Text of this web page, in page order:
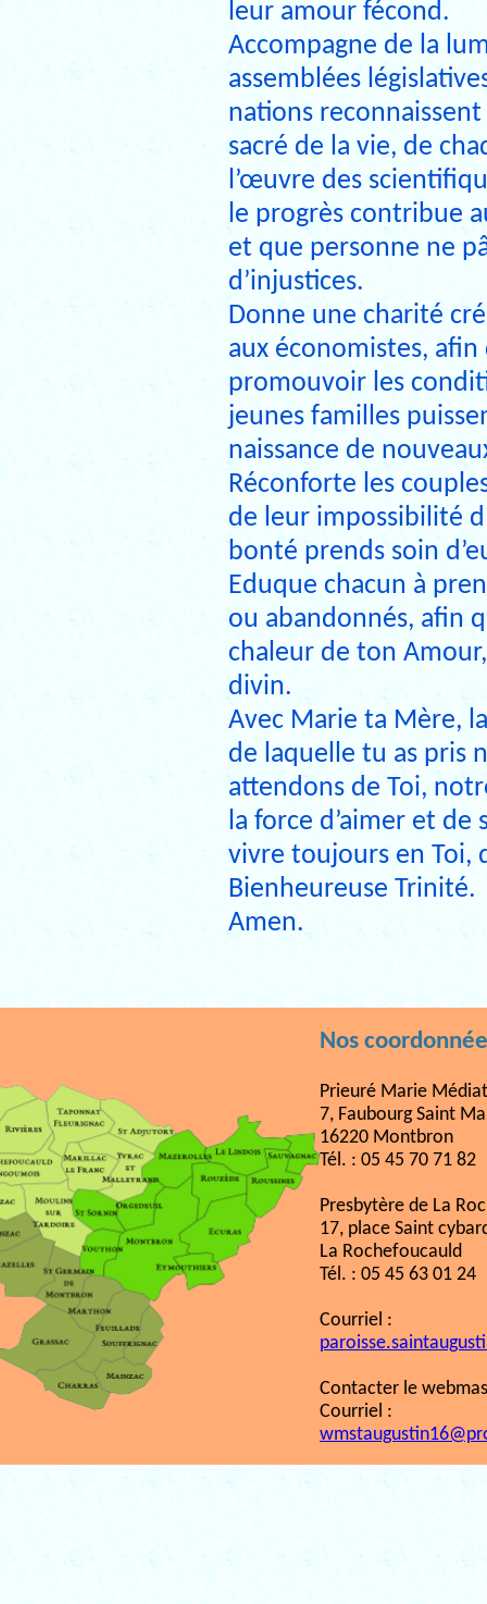
leur amour fécond.
Accompagne de la
assemblées
nations
sacré de la vie, de
l’œuvre des
le progrès contribue
et que personne ne
d’injustices.
Donne une charité
aux économistes,
promouvoir les
jeunes familles
naissance de
Réconforte les
de leur impossibilité
bonté prends soin
Eduque chacun à
ou abandonnés, afin
chaleur de ton
divin.
Avec Marie ta Mère,
de laquelle tu as pris
attendons de Toi,
la force d’aimer et de
vivre toujours en Toi,
Bienheureuse Trinité.
Amen.
Nos
Prieuré Marie
7, Faubourg Saint
16220 Montbron
Tél. : 05 45 70 71 82
Presbytère de La
17, place Saint
La Rochefoucauld
Tél. : 05 45 63 01 24
Courriel :
Contacter le
Courriel :